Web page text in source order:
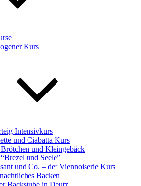
Kurs
Intensivkurs
und Ciabatta Kurs
und Kleingebäck
und Seele”
und Co. – der Viennoiserie Kurs
Backen
Backstube in Deutz